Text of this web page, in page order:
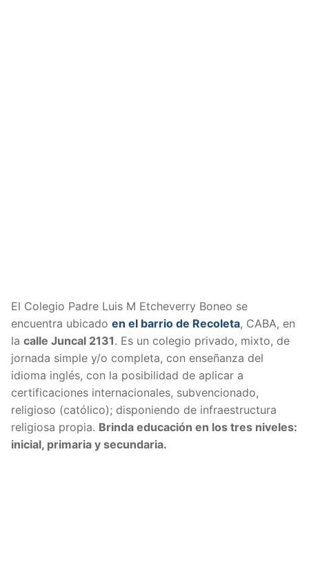
El Colegio Padre Luis M Etcheverry Boneo se
encuentra ubicado en el barrio de Recoleta, CABA, en
la calle Juncal 2131. Es un colegio privado, mixto, de
jornada simple y/o completa, con enseñanza del
idioma inglés, con la posibilidad de aplicar a
certificaciones internacionales, subvencionado,
religioso (católico); disponiendo de infraestructura
religiosa propia. Brinda educación en los tres niveles:
inicial, primaria y secundaria.